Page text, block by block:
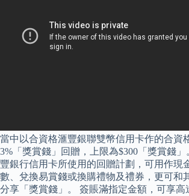
當中以合資格滙豐銀聯雙幣信用卡作的合資
3%「獎賞錢」回贈，上限為$300「獎賞錢
豐銀行信用卡所使用的回贈計劃，可用作現
數、兌換易賞錢或換購禮物及禮券，更可和
分享「獎賞錢」。 簽賬滿指定金額，可享高